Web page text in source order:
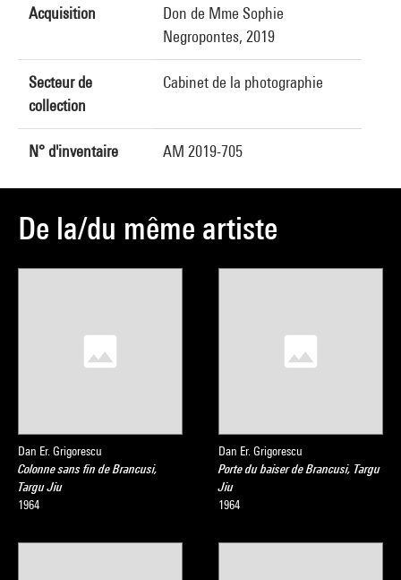
Acquisition
Don de Mme Sophie
Negropontes, 2019
Secteur de
collection
Cabinet de la photographie
N° d'inventaire AM 2019-705
De la/du même artiste
Dan Er. Grigorescu
Colonne sans fin de Brancusi,
Targu Jiu
1964
Dan Er. Grigorescu
Porte du baiser de Brancusi, Targu
Jiu
1964